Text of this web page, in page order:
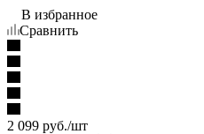
В избранное
Сравнить
2 099 руб./шт